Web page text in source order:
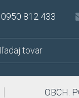
0950 812 433
OBCH.